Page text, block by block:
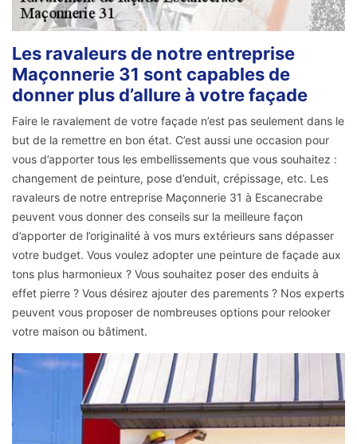
Les ravaleurs de notre entreprise
Maçonnerie 31 sont capables de
donner plus d’allure à votre façade
Faire le ravalement de votre façade n’est pas seulement dans le
but de la remettre en bon état. C’est aussi une occasion pour
vous d’apporter tous les embellissements que vous souhaitez :
changement de peinture, pose d’enduit, crépissage, etc. Les
ravaleurs de notre entreprise Maçonnerie 31 à Escanecrabe
peuvent vous donner des conseils sur la meilleure façon
d’apporter de l’originalité à vos murs extérieurs sans dépasser
votre budget. Vous voulez adopter une peinture de façade aux
tons plus harmonieux ? Vous souhaitez poser des enduits à
effet pierre ? Vous désirez ajouter des parements ? Nos experts
peuvent vous proposer de nombreuses options pour relooker
votre maison ou bâtiment.